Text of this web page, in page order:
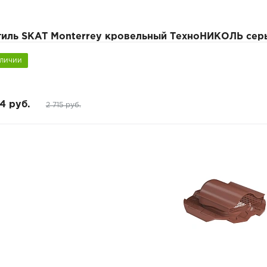
SKAT Monterrey кровельный ТехноНИКОЛЬ
руб. 2 715 руб.